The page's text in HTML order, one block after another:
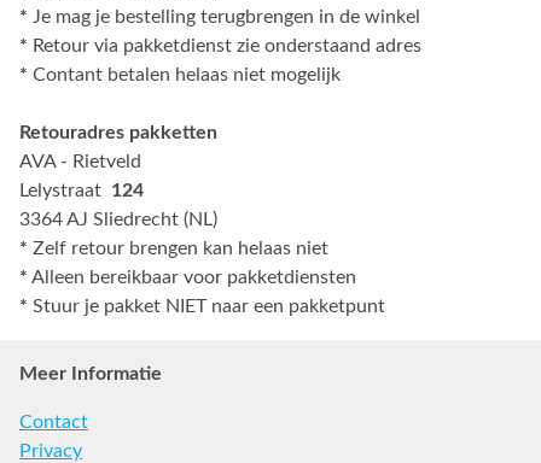
* Je mag je bestelling terugbrengen in de winkel
* Retour via pakketdienst zie onderstaand adres
* Contant betalen helaas niet mogelijk
Retouradres pakketten
AVA - Rietveld
Lelystraat 124
3364 AJ Sliedrecht (NL)
* Zelf retour brengen kan helaas niet
* Alleen bereikbaar voor pakketdiensten
* Stuur je pakket NIET naar een pakketpunt
Meer Informatie
Contact
Privacy